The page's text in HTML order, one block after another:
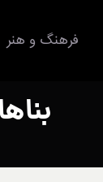
فرهنگ و هنر